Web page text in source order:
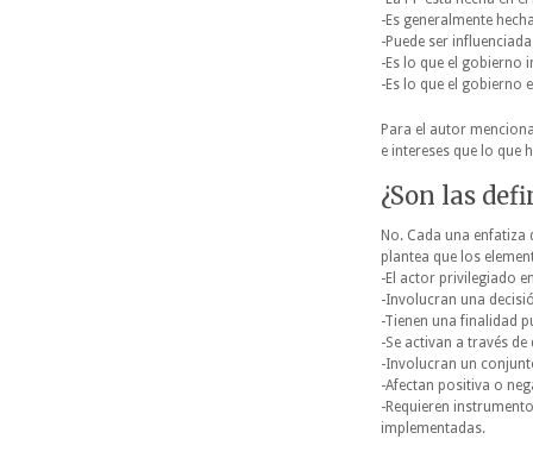
-Es generalmente
-Puede ser
-Es lo que el gobierno
-Es lo que el gobierno
Para el autor
e intereses que lo que
¿Son las
No. Cada una enfatiza
plantea que los
-El actor privilegiado
-Involucran una
-Tienen una finalidad
-Se activan a través
-Involucran un
-Afectan positiva o
-Requieren
implementadas.